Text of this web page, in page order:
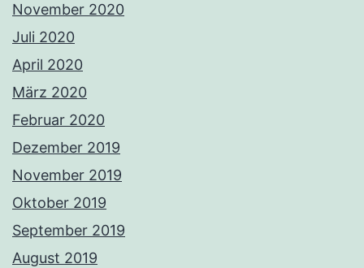
November 2020
Juli 2020
April 2020
März 2020
Februar 2020
Dezember 2019
November 2019
Oktober 2019
September 2019
August 2019